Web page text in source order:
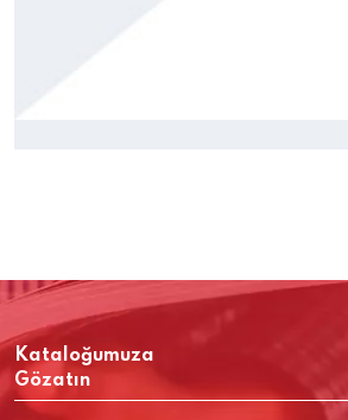
Kataloğumuza
Gözatın